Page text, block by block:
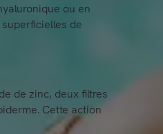
ou en
de
de zinc, deux filtres
Cette action